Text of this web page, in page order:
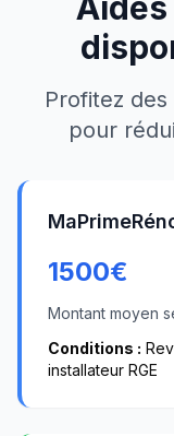
Profitez
pour
1500€
Montant moyen
Conditions :
installateur RGE